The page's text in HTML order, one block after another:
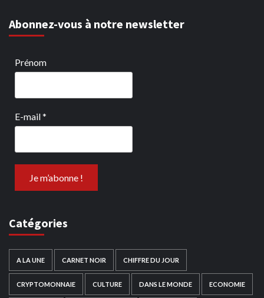
Abonnez-vous à notre newsletter
Prénom
E-mail*
Catégories
A LA UNE CARNET NOIR CHIFFRE DU JOUR
CRYPTOMONNAIE CULTURE DANS LE MONDE ECONOMIE